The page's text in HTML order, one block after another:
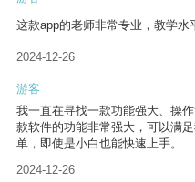
这款app的老师非常专业，教学水
2024-12-26
游客
我一直在寻找一款功能强大、操
款软件的功能非常强大，可以满
单，即使是小白也能快速上手。
2024-12-26